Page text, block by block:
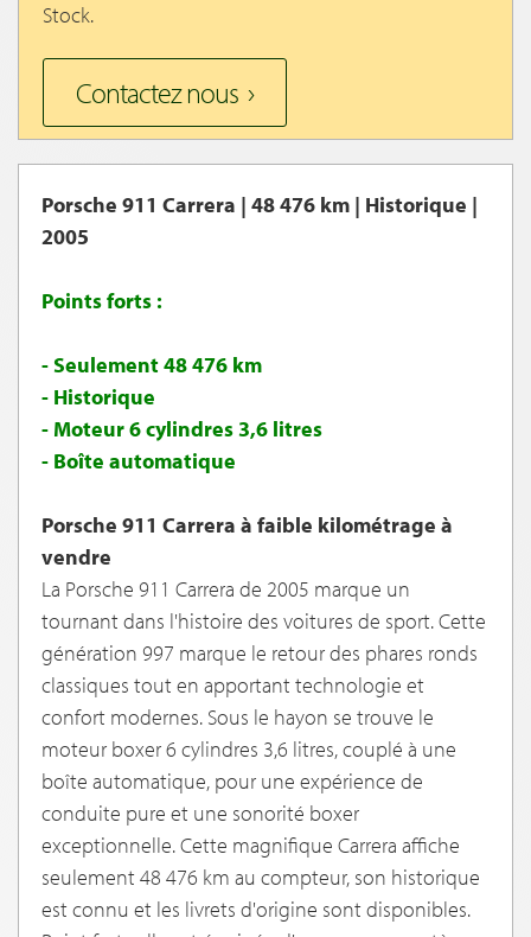
Stock.
Contactez nous
Porsche 911 Carrera | 48 476 km | Historique |
2005
Points forts :
- Seulement 48 476 km
- Historique
- Moteur 6 cylindres 3,6 litres
- Boîte automatique
Porsche 911 Carrera à faible kilométrage à
vendre
La Porsche 911 Carrera de 2005 marque un
tournant dans l'histoire des voitures de sport. Cette
génération 997 marque le retour des phares ronds
classiques tout en apportant technologie et
confort modernes. Sous le hayon se trouve le
moteur boxer 6 cylindres 3,6 litres, couplé à une
boîte automatique, pour une expérience de
conduite pure et une sonorité boxer
exceptionnelle. Cette magnifique Carrera affiche
seulement 48 476 km au compteur, son historique
est connu et les livrets d'origine sont disponibles.